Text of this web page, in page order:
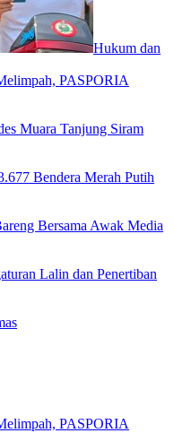
Hukum dan
PASPORIA
Muara Tanjung Siram
Bendera Merah Putih
Bersama Awak Media
Lalin dan Penertiban
PASPORIA